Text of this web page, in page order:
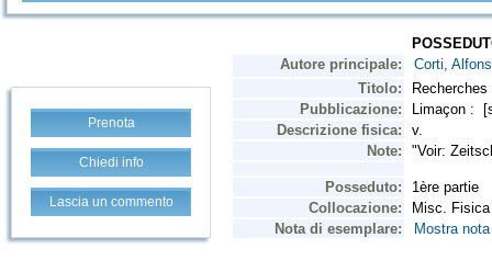
Prenota
Chiedi info
Lascia un commento